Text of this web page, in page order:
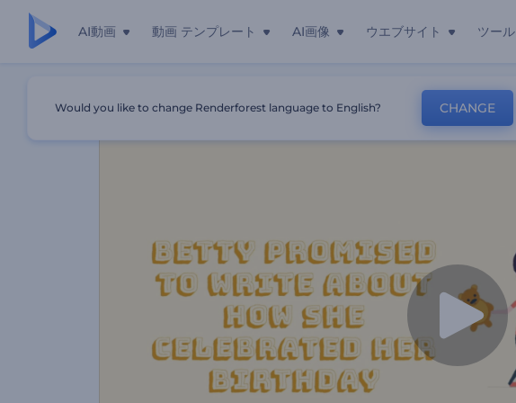
AI動画 動画 テンプレート AI画像 ウエブサイト ツール
エッセイコンテストのプロモーションビデオ
Would you like to change Renderforest language to English? CHANGE